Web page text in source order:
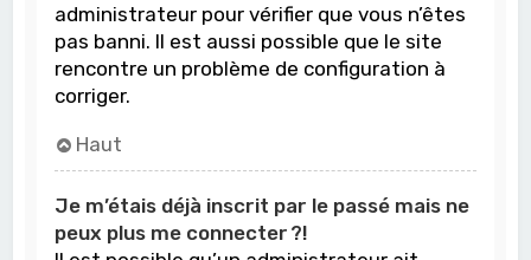
administrateur pour vérifier que vous n’êtes
pas banni. Il est aussi possible que le site
rencontre un problème de configuration à
corriger.
Haut
Je m’étais déjà inscrit par le passé mais ne
peux plus me connecter ?!